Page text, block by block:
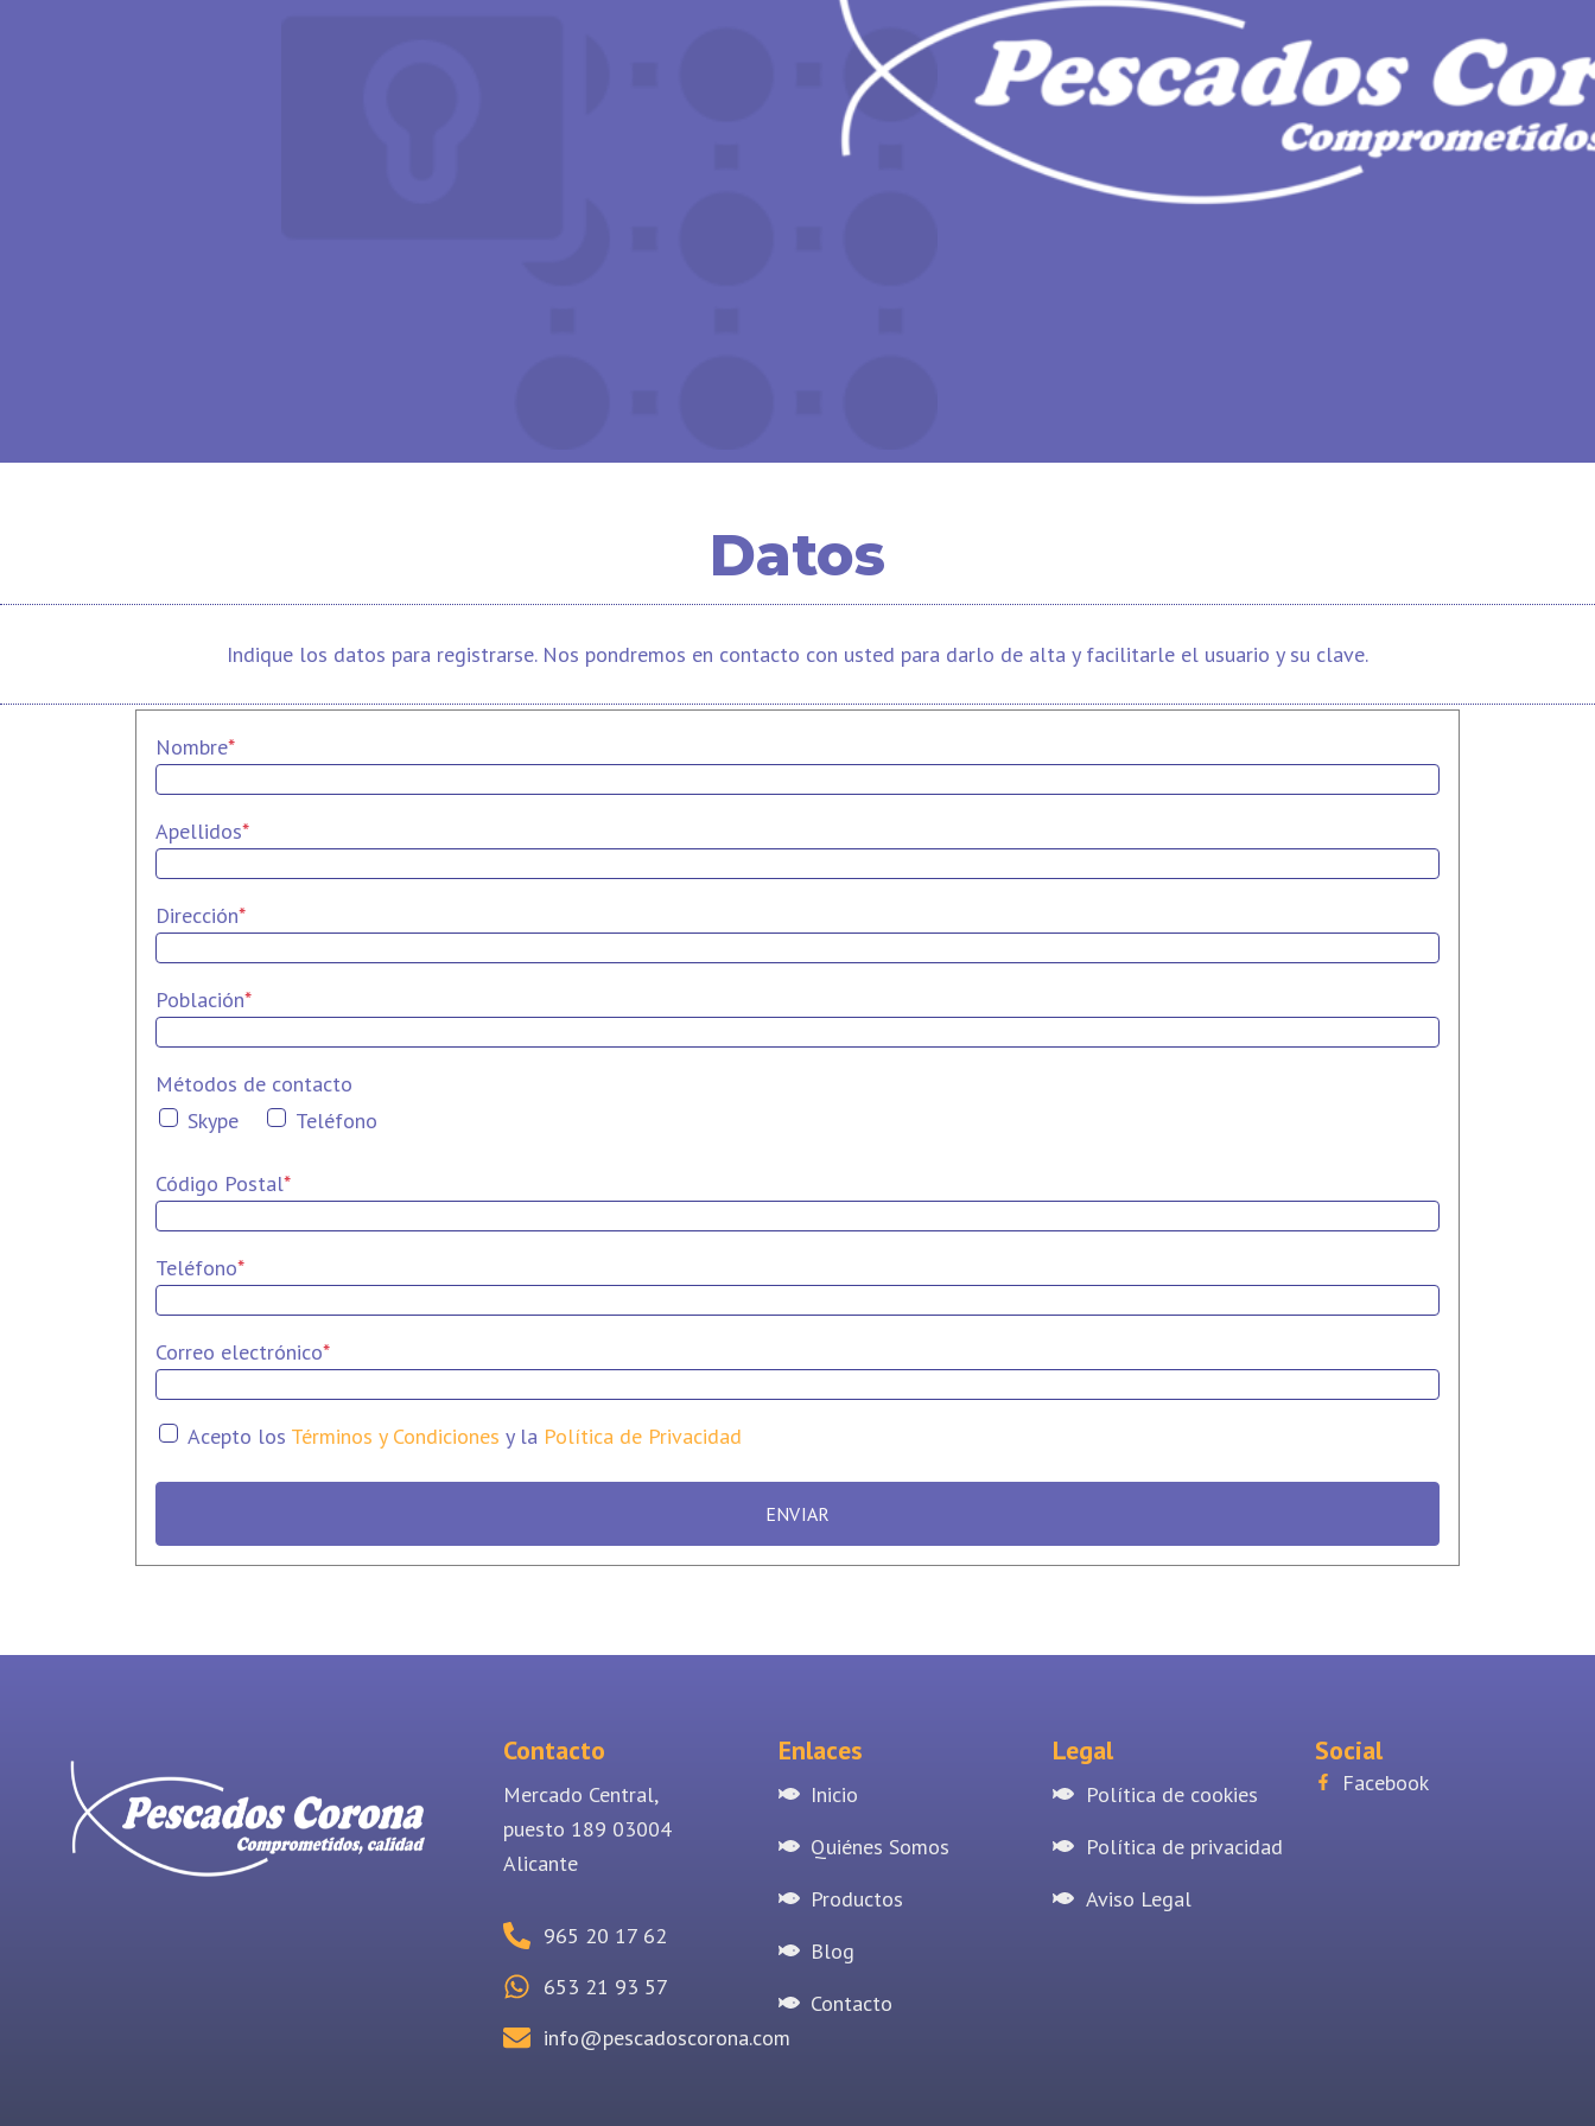
Datos
Indique los datos para registrarse. Nos pondremos en contacto con usted para darlo de alta y facilitarle el usuario y su clave.
Nombre*
Apellidos*
Dirección*
Población*
Métodos de contacto
Skype
Teléfono
Código Postal*
Teléfono*
Correo electrónico*
Acepto los Términos y Condiciones y la Política de Privacidad
ENVIAR
Contacto
Mercado Central,
puesto 189 03004
Alicante
965 20 17 62
653 21 93 57
info@pescadoscorona.com
Enlaces
Inicio
Quiénes Somos
Productos
Blog
Contacto
Legal
Política de cookies
Política de privacidad
Aviso Legal
Social
Facebook